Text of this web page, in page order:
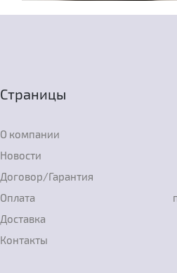
Страницы
О компании
Новости
Договор/Гарантия
Оплата
Доставка
Контакты